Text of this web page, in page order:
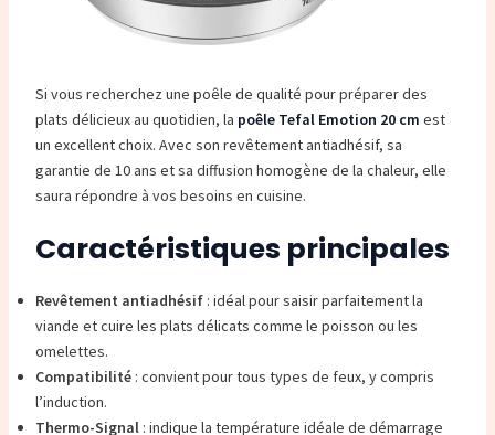
Si vous recherchez une poêle de qualité pour préparer des
plats délicieux au quotidien, la poêle Tefal Emotion 20 cm est
un excellent choix. Avec son revêtement antiadhésif, sa
garantie de 10 ans et sa diffusion homogène de la chaleur, elle
saura répondre à vos besoins en cuisine.
Caractéristiques principales
Revêtement antiadhésif: idéal pour saisir parfaitement la
viande et cuire les plats délicats comme le poisson ou les
omelettes.
Compatibilité: convient pour tous types de feux, y compris
l’induction.
Thermo-Signal: indique la température idéale de démarrage